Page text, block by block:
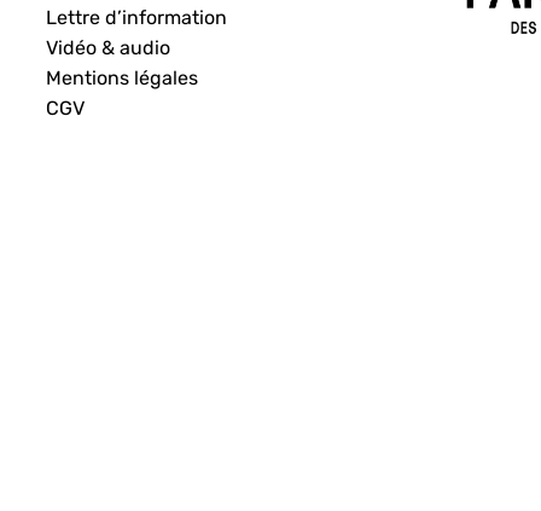
Lettre d’information
Vidéo & audio
Mentions légales
CGV